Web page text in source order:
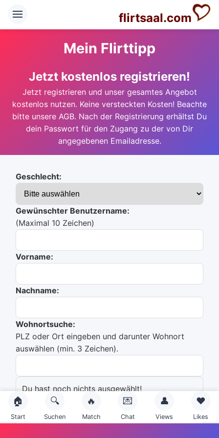
flirtsaal.com
Mein Flirttipp
Jetzt kostenlos registrieren!
Jetzt registrieren und unser gesamtes Angebot
kostenlos nutzen. Keine versteckten Kosten! Beachte
bitte unsere AGB. Nach der Registrierung erhältst Du
dein Passwort für den Zugang zu der von Dir
angegebenen Emailadresse.
Geschlecht:
Gewünschter Benutzername:
(Maximal 10 Zeichen)
Vorname:
Nachname:
Wohnortsuche:
PLZ oder Ort eingeben und darunter Wohnort
auswählen (min. 3 Zeichen).
Du hast noch nichts ausgewählt!
Emailadresse:
🏠
Start
🔍
Suchen
🔥
Match
💌
Chat
👤
Views
❤️
Likes